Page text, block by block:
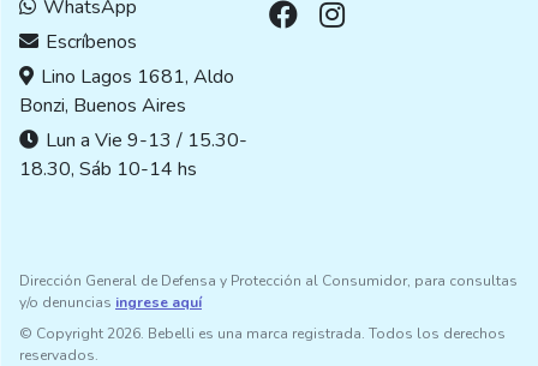
WhatsApp
Escríbenos
Lino Lagos 1681, Aldo
Bonzi, Buenos Aires
Lun a Vie 9-13 / 15.30-
18.30, Sáb 10-14 hs
Dirección General de Defensa y Protección al Consumidor, para consultas
y/o denuncias ingrese aquí
© Copyright 2026. Bebelli es una marca registrada. Todos los derechos
reservados.